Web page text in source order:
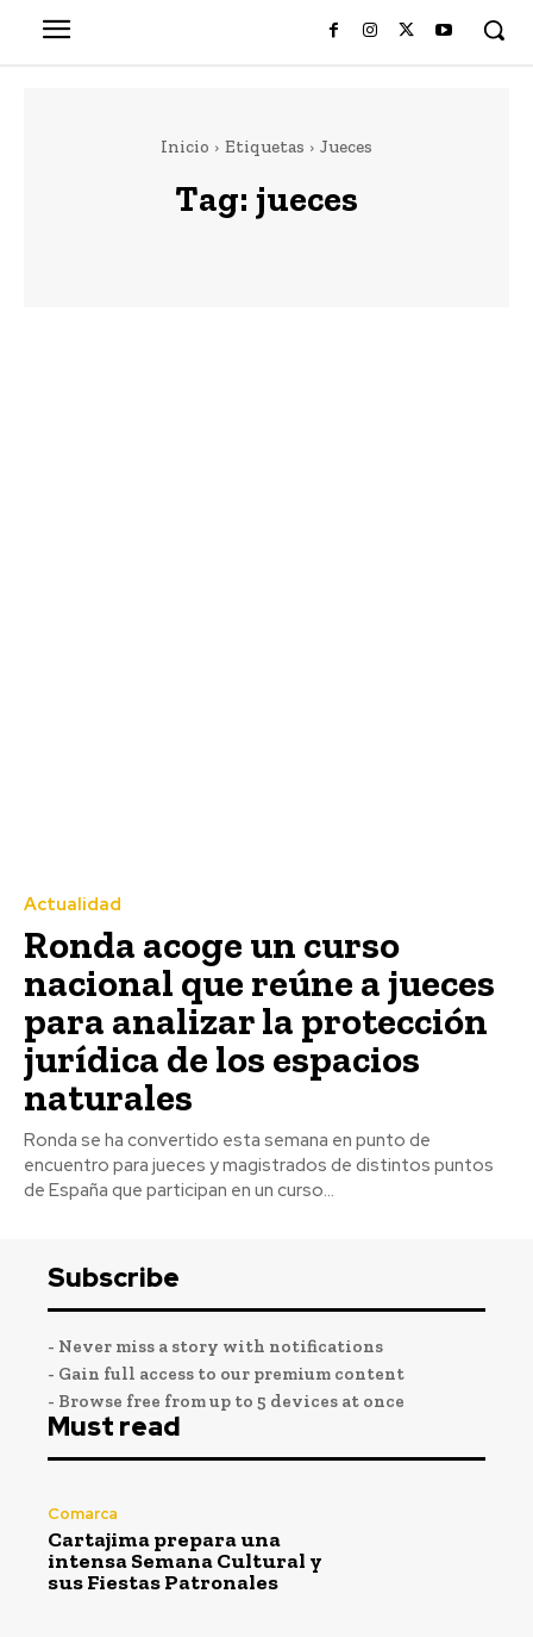
Inicio Etiquetas Jueces
Tag: jueces
Actualidad
Ronda acoge un curso
nacional que reúne a jueces
para analizar la protección
jurídica de los espacios
naturales
Ronda se ha convertido esta semana en punto de
encuentro para jueces y magistrados de distintos puntos
de España que participan en un curso...
Subscribe
- Never miss a story with notifications
- Gain full access to our premium content
- Browse free from up to 5 devices at once
Must read
Comarca
Cartajima prepara una
intensa Semana Cultural y
sus Fiestas Patronales